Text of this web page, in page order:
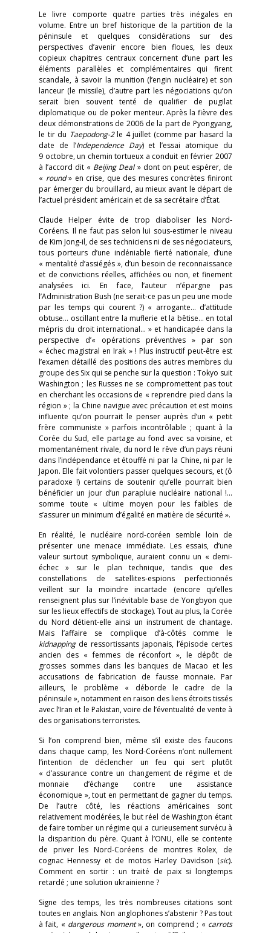
Le livre comporte quatre parties très inégales en
volume. Entre un bref historique de la partition de la
péninsule et quelques considérations sur des
perspectives d’avenir encore bien floues, les deux
copieux chapitres centraux concernent d’une part les
éléments parallèles et complémentaires qui firent
scandale, à savoir la munition (l’engin nucléaire) et son
lanceur (le missile), d’autre part les négociations qu’on
serait bien souvent tenté de qualifier de pugilat
diplomatique ou de poker menteur. Après la fièvre des
deux démonstrations de 2006 de la part de Pyongyang,
le tir du Taepodong-2le 4 juillet (comme par hasard la
date de l’Independence Day) et l’essai atomique du
9 octobre, un chemin tortueux a conduit en février 2007
à l’accord dit « Beijing Deal» dont on peut espérer, de
« round» en crise, que des mesures concrètes finiront
par émerger du brouillard, au mieux avant le départ de
l’actuel président américain et de sa secrétaire d’État.
Claude Helper évite de trop diaboliser les Nord-
Coréens. Il ne faut pas selon lui sous-estimer le niveau
de Kim Jong-il, de ses techniciens ni de ses négociateurs,
tous porteurs d’une indéniable fierté nationale, d’une
« mentalité d’assiégés », d’un besoin de reconnaissance
et de convictions réelles, affichées ou non, et finement
analysées ici. En face, l’auteur n’épargne pas
l’Administration Bush (ne serait-ce pas un peu une mode
par les temps qui courent ?) « arrogante… d’attitude
obtuse… oscillant entre la muflerie et la bêtise… en total
mépris du droit international… » et handicapée dans la
perspective d’« opérations préventives » par son
« échec magistral en Irak » ! Plus instructif peut-être est
l’examen détaillé des positions des autres membres du
groupe des Six qui se penche sur la question : Tokyo suit
Washington ; les Russes ne se compromettent pas tout
en cherchant les occasions de « reprendre pied dans la
région » ; la Chine navigue avec précaution et est moins
influente qu’on pourrait le penser auprès d’un « petit
frère communiste » parfois incontrôlable ; quant à la
Corée du Sud, elle partage au fond avec sa voisine, et
momentanément rivale, du nord le rêve d’un pays réuni
dans l’indépendance et étouffé ni par la Chine, ni par le
Japon. Elle fait volontiers passer quelques secours, et (ô
paradoxe !) certains de soutenir qu’elle pourrait bien
bénéficier un jour d’un parapluie nucléaire national !...
somme toute « ultime moyen pour les faibles de
s’assurer un minimum d’égalité en matière de sécurité ».
En réalité, le nucléaire nord-coréen semble loin de
présenter une menace immédiate. Les essais, d’une
valeur surtout symbolique, auraient connu un « demi-
échec » sur le plan technique, tandis que des
constellations de satellites-espions perfectionnés
veillent sur la moindre incartade (encore qu’elles
renseignent plus sur l’inévitable base de Yongbyon que
sur les lieux effectifs de stockage). Tout au plus, la Corée
du Nord détient-elle ainsi un instrument de chantage.
Mais l’affaire se complique d’à-côtés comme le
kidnapping de ressortissants japonais, l’épisode certes
ancien des « femmes de réconfort », le dépôt de
grosses sommes dans les banques de Macao et les
accusations de fabrication de fausse monnaie. Par
ailleurs, le problème « déborde le cadre de la
péninsule », notamment en raison des liens étroits tissés
avec l’Iran et le Pakistan, voire de l’éventualité de vente à
des organisations terroristes.
Si l’on comprend bien, même s’il existe des faucons
dans chaque camp, les Nord-Coréens n’ont nullement
l’intention de déclencher un feu qui sert plutôt
« d’assurance contre un changement de régime et de
monnaie d’échange contre une assistance
économique », tout en permettant de gagner du temps.
De l’autre côté, les réactions américaines sont
relativement modérées, le but réel de Washington étant
de faire tomber un régime qui a curieusement survécu à
la disparition du père. Quant à l’ONU, elle se contente
de priver les Nord-Coréens de montres Rolex, de
cognac Hennessy et de motos Harley Davidson (sic).
Comment en sortir : un traité de paix si longtemps
retardé ; une solution ukrainienne ?
Signe des temps, les très nombreuses citations sont
toutes en anglais. Non anglophones s’abstenir ? Pas tout
à fait, « dangerous moment», on comprend ; « carrots